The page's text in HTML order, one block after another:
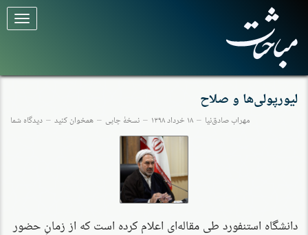
برای
تغییر
کنید
لیورپولی‌ها و صلاح
مهراب صادق‌نیا ۱۸ خرداد ۱۳۹۸ نسخهٔ چاپی همخوان کنید دیدگاه شما
دانشگاه استنفورد طی مقاله‌ای اعلام کرده است که از زمانِ حضور